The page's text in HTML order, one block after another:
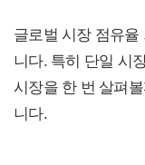
글로벌 시장 점유
니다. 특히 단일 시
시장을 한 번 살펴
니다.